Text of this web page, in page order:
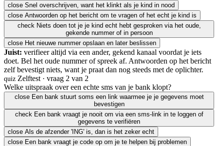
close Snel overschrijven, want het klinkt als je kind in nood
close Antwoorden op het bericht om te vragen of het echt je kind is
check Niets doen tot je je kind echt hebt gesproken via het oude,
gekende nummer of in persoon
close Het nieuwe nummer opslaan en later beslissen
Juist: verifieer altijd via een ander, gekend kanaal voordat je iets
doet. Bel het oude nummer of spreek af. Antwoorden op het bericht
zelf bevestigt niets, want je praat dan nog steeds met de oplichter.
quiz Zelftest · vraag 2 van 2
Welke uitspraak over een echte sms van je bank klopt?
close Een bank stuurt soms een link waarmee je je gegevens moet
bevestigen
check Een bank vraagt je nooit om via een sms-link in te loggen of
gegevens te verifiëren
close Als de afzender 'ING' is, dan is het zeker echt
close Een bank vraagt je code op om je te helpen bij problemen